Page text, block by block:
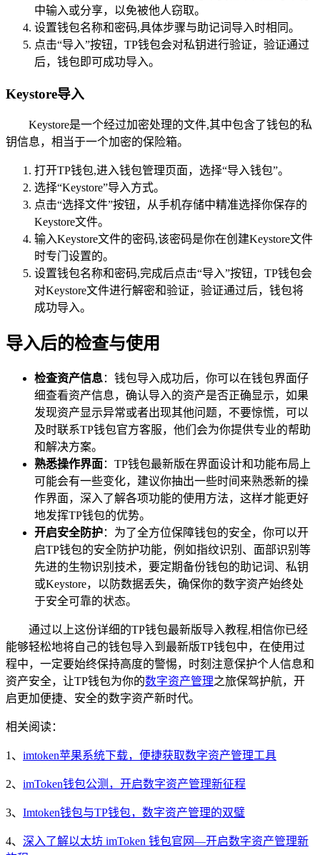
中输入或分享，以免被他人窃取。
设置钱包名称和密码,具体步骤与助记词导入时相同。
点击“导入”按钮，TP钱包会对私钥进行验证，验证通过
后，钱包即可成功导入。
Keystore导入
Keystore是一个经过加密处理的文件,其中包含了钱包的私
钥信息，相当于一个加密的保险箱。
打开TP钱包,进入钱包管理页面，选择“导入钱包”。
选择“Keystore”导入方式。
点击“选择文件”按钮，从手机存储中精准选择你保存的
Keystore文件。
输入Keystore文件的密码,该密码是你在创建Keystore文件
时专门设置的。
设置钱包名称和密码,完成后点击“导入”按钮，TP钱包会
对Keystore文件进行解密和验证，验证通过后，钱包将
成功导入。
导入后的检查与使用
检查资产信息：钱包导入成功后，你可以在钱包界面仔
细查看资产信息，确认导入的资产是否正确显示，如果
发现资产显示异常或者出现其他问题，不要惊慌，可以
及时联系TP钱包官方客服，他们会为你提供专业的帮助
和解决方案。
熟悉操作界面：TP钱包最新版在界面设计和功能布局上
可能会有一些变化，建议你抽出一些时间来熟悉新的操
作界面，深入了解各项功能的使用方法，这样才能更好
地发挥TP钱包的优势。
开启安全防护：为了全方位保障钱包的安全，你可以开
启TP钱包的安全防护功能，例如指纹识别、面部识别等
先进的生物识别技术，要定期备份钱包的助记词、私钥
或Keystore，以防数据丢失，确保你的数字资产始终处
于安全可靠的状态。
通过以上这份详细的TP钱包最新版导入教程,相信你已经
能够轻松地将自己的钱包导入到最新版TP钱包中，在使用过
程中，一定要始终保持高度的警惕，时刻注意保护个人信息和
资产安全，让TP钱包为你的数字资产管理之旅保驾护航，开
启更加便捷、安全的数字资产新时代。
相关阅读：
1、 imtoken苹果系统下载，便捷获取数字资产管理工具
2、 imToken钱包公测，开启数字资产管理新征程
3、 Imtoken钱包与TP钱包，数字资产管理的双璧
4、 深入了解以太坊 imToken 钱包官网—开启数字资产管理新